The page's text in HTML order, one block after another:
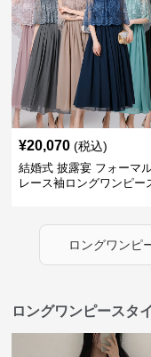
¥20,070 (税込)
結婚式 披露宴 フォーマ
レース袖ロングワンピー
ロングワンピ
ロングワンピースタ